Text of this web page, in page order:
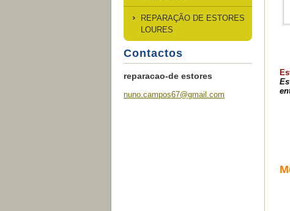
REPARAÇÃO DE ESTORES
LOURES
Contactos
reparacao-de estores
nuno.campos67@gmail.com